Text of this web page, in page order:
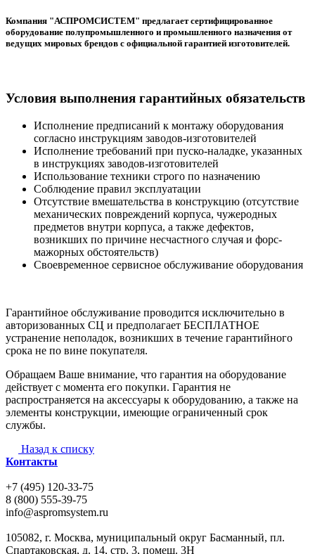
Компания "АСПРОМСИСТЕМ" предлагает сертифицированное
оборудование полупромышленного и промышленного назначения от
ведущих мировых брендов с официальной гарантией изготовителей.
Условия выполнения гарантийных обязательств
Исполнение предписаний к монтажу оборудования
согласно инструкциям заводов-изготовителей
Исполнение требований при пуско-наладке, указанных
в инструкциях заводов-изготовителей
Использование техники строго по назначению
Соблюдение правил эксплуатации
Отсутствие вмешательства в конструкцию (отсутствие
механических повреждений корпуса, чужеродных
предметов внутри корпуса, а также дефектов,
возникших по причине несчастного случая и форс-
мажорных обстоятельств)
Своевременное сервисное обслуживание оборудования
Гарантийное обслуживание проводится исключительно в
авторизованных СЦ и предполагает БЕСПЛАТНОЕ
устранение неполадок, возникших в течение гарантийного
срока не по вине покупателя.
Обращаем Ваше внимание, что гарантия на оборудование
действует с момента его покупки. Гарантия не
распространяется на аксессуары к оборудованию, а также на
элементы конструкции, имеющие ограниченный срок
службы.
Назад к списку
Контакты
+7 (495) 120-33-75
8 (800) 555-39-75
info@aspromsystem.ru
105082, г. Москва, муниципальный округ Басманный, пл.
Спартаковская, д. 14, стр. 3, помещ. 3Н